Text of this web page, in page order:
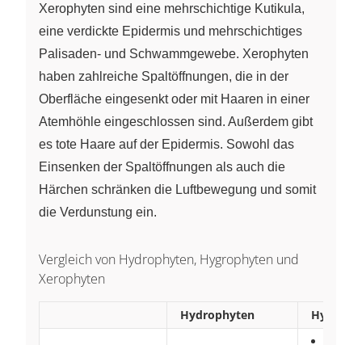
Xerophyten sind eine mehrschichtige Kutikula,
eine verdickte Epidermis und mehrschichtiges
Palisaden- und Schwammgewebe. Xerophyten
haben zahlreiche Spaltöffnungen, die in der
Oberfläche eingesenkt oder mit Haaren in einer
Atemhöhle eingeschlossen sind. Außerdem gibt
es tote Haare auf der Epidermis. Sowohl das
Einsenken der Spaltöffnungen als auch die
Härchen schränken die Luftbewegung und somit
die Verdunstung ein.
Vergleich von Hydrophyten, Hygrophyten und
Xerophyten
Hydrophyten